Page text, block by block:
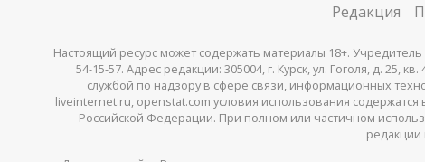
Редакция
Настоящий ресурс может содержать материалы 18+.
54-15-57. Адрес редакции: 305004, г. Курск, ул. Гоголя, д.
службой по надзору в сфере связи, информационных
liveinternet.ru, openstat.com условия использования
Российской Федерации. При полном или частичном
редакции